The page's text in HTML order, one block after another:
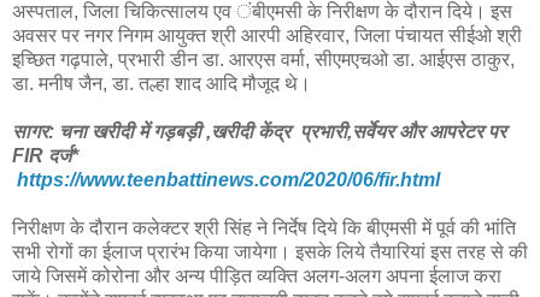
अस्पताल, जिला चिकित्सालय एव ंबीएमसी के निरीक्षण के दौरान दिये। इस
अवसर पर नगर निगम आयुक्त श्री आरपी अहिरवार, जिला पंचायत सीईओ श्री
इच्छित गढ़पाले, प्रभारी डीन डा. आरएस वर्मा, सीएमएचओ डा. आईएस ठाकुर,
डा. मनीष जैन, डा. तल्हा शाद आदि मौजूद थे।
सागर: चना खरीदी में गड़बड़ी ,खरीदी केंद्र प्रभारी,सर्वेयर और आपरेटर पर
FIR दर्ज*
https://www.teenbattinews.com/2020/06/fir.html
निरीक्षण के दौरान कलेक्टर श्री सिंह ने निर्देष दिये कि बीएमसी में पूर्व की भांति
सभी रोगों का ईलाज प्रारंभ किया जायेगा। इसके लिये तैयारियां इस तरह से की
जाये जिसमें कोरोना और अन्य पीड़ित व्यक्ति अलग-अलग अपना ईलाज करा